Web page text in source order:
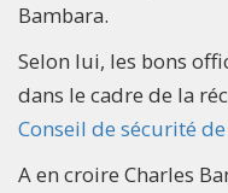
Bambara.
Selon lui, les bons
dans le cadre de la
Conseil de sécurité de
A en croire Charles